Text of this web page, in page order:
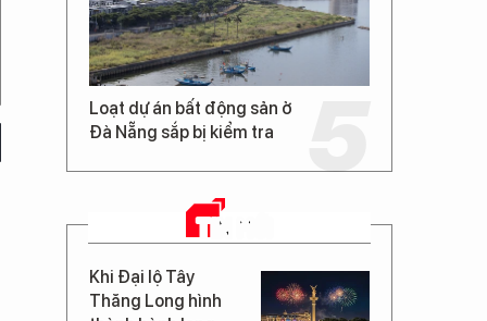
Loạt dự án bất động sản ở
Đà Nẵng sắp bị kiểm tra
TIN MỚI
Khi Đại lộ Tây
Thăng Long hình